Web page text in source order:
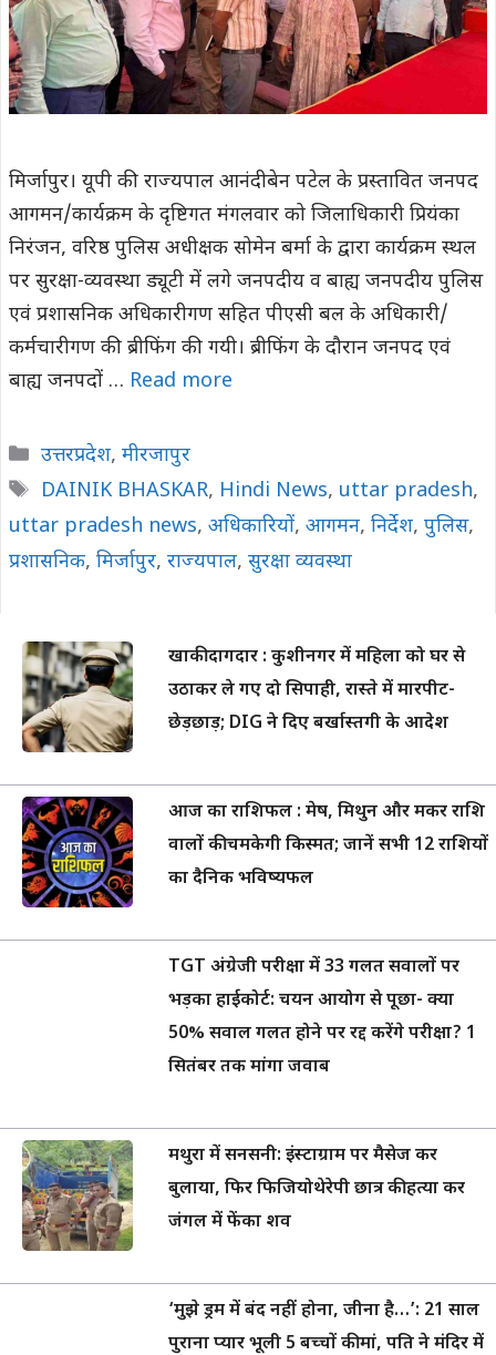
मिर्जापुर। यूपी की राज्यपाल आनंदीबेन पटेल के प्रस्तावित जनपद
आगमन/कार्यक्रम के दृष्टिगत मंगलवार को जिलाधिकारी प्रियंका
निरंजन, वरिष्ठ पुलिस अधीक्षक सोमेन बर्मा के द्वारा कार्यक्रम स्थल
पर सुरक्षा-व्यवस्था ड्यूटी में लगे जनपदीय व बाह्य जनपदीय पुलिस
एवं प्रशासनिक अधिकारीगण सहित पीएसी बल के अधिकारी/
कर्मचारीगण की ब्रीफिंग की गयी। ब्रीफिंग के दौरान जनपद एवं
बाह्य जनपदों … Read more
Categories
उत्तरप्रदेश, मीरजापुर
Tags
DAINIK BHASKAR, Hindi News, uttar pradesh,
uttar pradesh news, अधिकारियों, आगमन, निर्देश, पुलिस,
प्रशासनिक, मिर्जापुर, राज्यपाल, सुरक्षा व्यवस्था
खाकी दागदार : कुशीनगर में महिला को घर से
उठाकर ले गए दो सिपाही, रास्ते में मारपीट-
छेड़छाड़; DIG ने दिए बर्खास्तगी के आदेश
आज का राशिफल : मेष, मिथुन और मकर राशि
वालों की चमकेगी किस्मत; जानें सभी 12 राशियों
का दैनिक भविष्यफल
TGT अंग्रेजी परीक्षा में 33 गलत सवालों पर
भड़का हाईकोर्ट: चयन आयोग से पूछा- क्या
50% सवाल गलत होने पर रद्द करेंगे परीक्षा? 1
सितंबर तक मांगा जवाब
मथुरा में सनसनी: इंस्टाग्राम पर मैसेज कर
बुलाया, फिर फिजियोथेरेपी छात्र की हत्या कर
जंगल में फेंका शव
‘मुझे ड्रम में बंद नहीं होना, जीना है…’: 21 साल
पुराना प्यार भूली 5 बच्चों की मां, पति ने मंदिर में